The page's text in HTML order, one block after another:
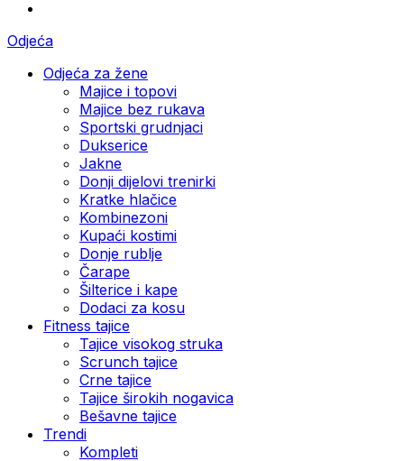
Odjeća
Odjeća za žene
Majice i topovi
Majice bez rukava
Sportski grudnjaci
Dukserice
Jakne
Donji dijelovi trenirki
Kratke hlačice
Kombinezoni
Kupaći kostimi
Donje rublje
Čarape
Šilterice i kape
Dodaci za kosu
Fitness tajice
Tajice visokog struka
Scrunch tajice
Crne tajice
Tajice širokih nogavica
Bešavne tajice
Trendi
Kompleti